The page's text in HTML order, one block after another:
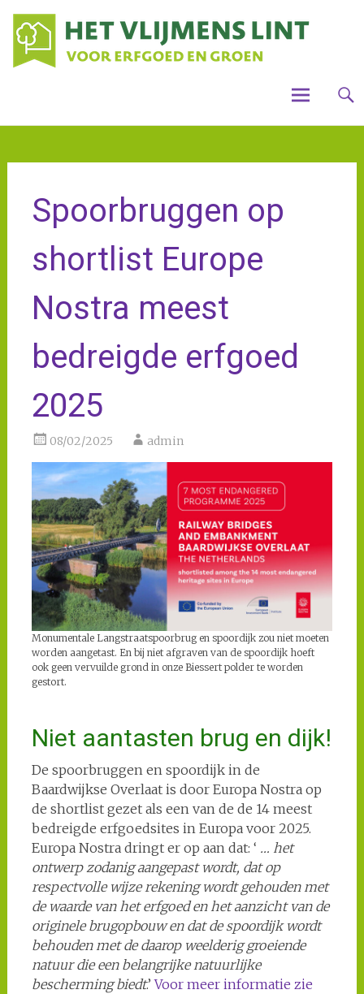
content
Spoorbruggen op
shortlist Europe
Nostra meest
bedreigde erfgoed
2025
08/02/2025 admin
Monumentale Langstraatspoorbrug en spoordijk zou niet moeten
worden aangetast. En bij niet afgraven van de spoordijk hoeft
ook geen vervuilde grond in onze Biessert polder te worden
gestort.
Niet aantasten brug en dijk!
De spoorbruggen en spoordijk in de
Baardwijkse Overlaat is door Europa Nostra op
de shortlist gezet als een van de de 14 meest
bedreigde erfgoedsites in Europa voor 2025.
Europa Nostra dringt er op aan dat: ‘ … het
ontwerp zodanig aangepast wordt, dat op
respectvolle wijze rekening wordt gehouden met
de waarde van het erfgoed en het aanzicht van de
originele brugopbouw en dat de spoordijk wordt
behouden met de daarop weelderig groeiende
natuur die een belangrijke natuurlijke
bescherming biedt.’Voor meer informatie zie